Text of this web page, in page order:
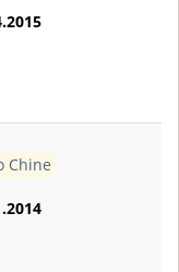
Chine